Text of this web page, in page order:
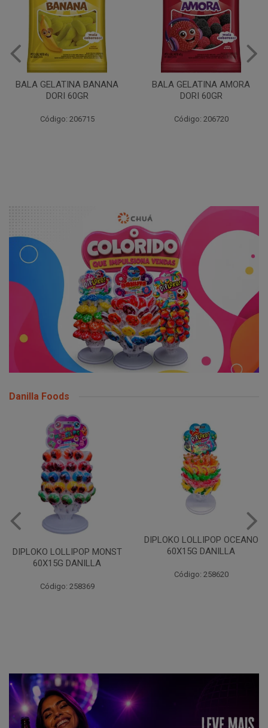
BALA GELATINA BANANA
DORI 60GR
Código: 206715
BALA GELATINA AMORA
DORI 60GR
Código: 206720
Danilla Foods
DIPLOKO LOLLIPOP MONST
60X15G DANILLA
Código: 258369
DIPLOKO LOLLIPOP OCEANO
60X15G DANILLA
Código: 258620